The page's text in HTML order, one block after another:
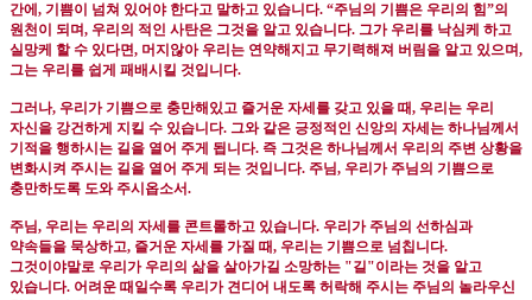
간에 , 기쁨이 넘쳐 있어야 한다고 말하고 있습니다. “주님의 기쁨은 우리의 힘”의
원천이 되며, 우리의 적인 사탄은 그것을 알고 있습니다. 그가 우리를 낙심케 하고
실망케 할 수 있다면, 머지않아 우리는 연약해지고 무기력해져 버림을 알고 있으며,
그는 우리를 쉽게 패배시킬 것입니다.
그러나, 우리가 기쁨으로 충만해있고 즐거운 자세를 갖고 있을 때, 우리는 우리
자신을 강건하게 지킬 수 있습니다. 그와 같은 긍정적인 신앙의 자세는 하나님께서
기적을 행하시는 길을 열어 주게 됩니다. 즉 그것은 하나님께서 우리의 주변 상황을
변화시켜 주시는 길을 열어 주게 되는 것입니다. 주님, 우리가 주님의 기쁨으로
충만하도록 도와 주시옵소서.
주님, 우리는 우리의 자세를 콘트롤하고 있습니다. 우리가 주님의 선하심과
약속들을 묵상하고, 즐거운 자세를 가질 때, 우리는 기쁨으로 넘칩니다.
그것이야말로 우리가 우리의 삶을 살아가길 소망하는 "길"이라는 것을 알고
있습니다. 어려운 때일수록 우리가 견디어 내도록 허락해 주시는 주님의 놀라우신